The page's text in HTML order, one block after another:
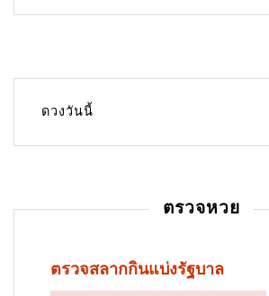
ดวงวันนี้
ตรวจหวย